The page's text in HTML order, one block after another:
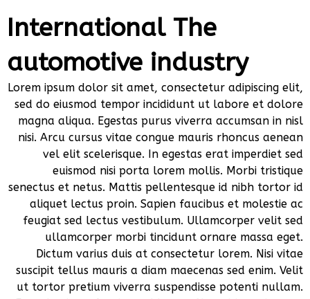
International The
automotive industry
Lorem ipsum dolor sit amet, consectetur adipiscing elit,
sed do eiusmod tempor incididunt ut labore et dolore
magna aliqua. Egestas purus viverra accumsan in nisl
nisi. Arcu cursus vitae congue mauris rhoncus aenean
vel elit scelerisque. In egestas erat imperdiet sed
euismod nisi porta lorem mollis. Morbi tristique
senectus et netus. Mattis pellentesque id nibh tortor id
aliquet lectus proin. Sapien faucibus et molestie ac
feugiat sed lectus vestibulum. Ullamcorper velit sed
ullamcorper morbi tincidunt ornare massa eget.
Dictum varius duis at consectetur lorem. Nisi vitae
suscipit tellus mauris a diam maecenas sed enim. Velit
ut tortor pretium viverra suspendisse potenti nullam.